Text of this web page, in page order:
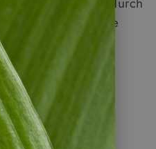
durch tropische
tiefer in die
kann eine
den Darién-
zu Kolumbien
nahezu
Mittelamerikas.